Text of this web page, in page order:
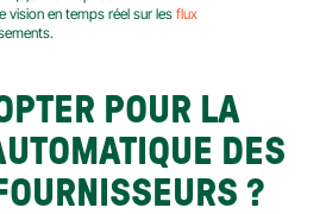
vision en temps réel sur les flux
POUR LA
DES
?